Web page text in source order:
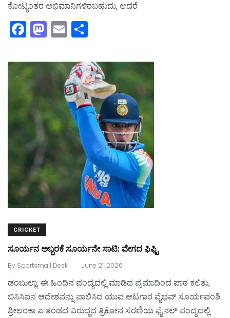
ಕೋಟ್ಯಂತರ ಅಭಿಮಾನಿಗಳಿರಬಹುದು, ಆದರೆ
F
a
c
e
b
o
o
k
M
a
st
o
d
o
n
E
m
ai
l
ar
e
CRICKET
ಸೂರ್ಯನ ಅಬ್ಬರಕೆ ಸೂರ್ಯನೇ ಸಾಟಿ: ವೇಗದ ಫಿಫ್ಟಿ
By Sportsmail Desk . June 21, 2026
ಡಂಬುಲ್ಲಾ: ಈ ಹಿಂದಿನ ಪಂದ್ಯದಲ್ಲಿ ಮಾಡಿದ ಪ್ರಮಾದಿಂದ ಪಾಠ ಕಲಿತು,
ಬಿಸಿಸಿಐನ ಆದೇಶವನ್ನು ಪಾಲಿಸಿದ ಯುವ ಆಟಗಾರ ವೈಭವ್‌ ಸೂರ್ಯವಂಶಿ
ಶ್ರೀಲಂಕಾ ಎ ತಂಡದ ವಿರುದ್ಧದ ತ್ರಿಕೋನ ಸರಣಿಯ ಫೈನಲ್‌ ಪಂದ್ಯದಲ್ಲಿ